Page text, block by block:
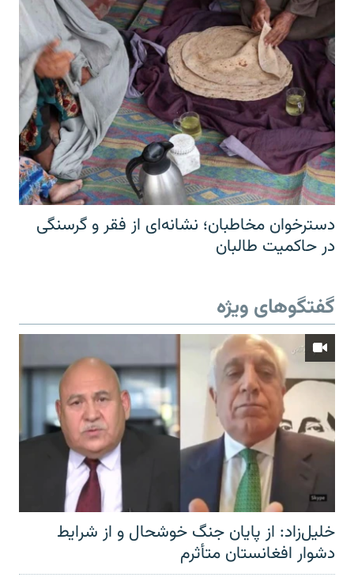
دسترخوان مخاطبان؛ نشانه‌ای از فقر و گرسنگی
در حاکمیت طالبان
گفتگوهای ویژه
خلیل‌زاد: از پایان جنگ خوشحال و از شرایط
دشوار افغانستان متأثرم